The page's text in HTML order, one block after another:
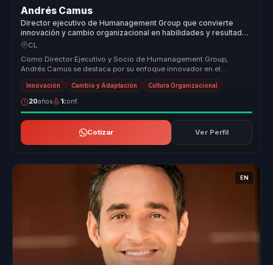
Andrés Camus
Director ejecutivo de Humanagement Group que convierte
innovación y cambio organizacional en habilidades y resultados
sostenibles para líderes.
CL
Como Director Ejecutivo y Socio de Humanagement Group,
Andrés Camus se destaca por su enfoque innovador en el
desarrollo del potencial hu...
Innovación Cambio y Adaptación Cultura Organizacional
20años 1conf.
Cotizar Ver Perfil
EN